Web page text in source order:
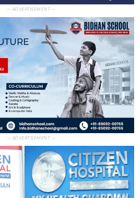
— ADVERTISEMENT —
— ADVERTISEMENT —